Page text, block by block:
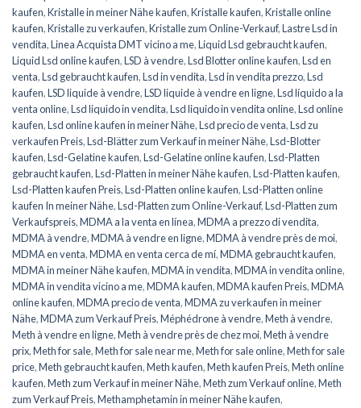
kaufen,Kristalle in meiner Nähe kaufen,Kristalle kaufen,Kristalle online
kaufen,Kristalle zu verkaufen,Kristalle zum Online-Verkauf,Lastre Lsd in
vendita,Linea Acquista DMT vicino a me,Liquid Lsd gebraucht kaufen,
Liquid Lsd online kaufen,LSD à vendre,Lsd Blotter online kaufen,Lsd en
venta,Lsd gebraucht kaufen,Lsd in vendita,Lsd in vendita prezzo,Lsd
kaufen,LSD liquide à vendre,LSD liquide à vendre en ligne,Lsd líquido a la
venta online,Lsd liquido in vendita,Lsd liquido in vendita online,Lsd online
kaufen,Lsd online kaufen in meiner Nähe,Lsd precio de venta,Lsd zu
verkaufen Preis,Lsd-Blätter zum Verkauf in meiner Nähe,Lsd-Blotter
kaufen,Lsd-Gelatine kaufen,Lsd-Gelatine online kaufen,Lsd-Platten
gebraucht kaufen,Lsd-Platten in meiner Nähe kaufen,Lsd-Platten kaufen,
Lsd-Platten kaufen Preis,Lsd-Platten online kaufen,Lsd-Platten online
kaufen In meiner Nähe,Lsd-Platten zum Online-Verkauf,Lsd-Platten zum
Verkaufspreis,MDMA a la venta en línea,MDMA a prezzo di vendita,
MDMA à vendre,MDMA à vendre en ligne,MDMA à vendre près de moi,
MDMA en venta,MDMA en venta cerca de mí,MDMA gebraucht kaufen,
MDMA in meiner Nähe kaufen,MDMA in vendita,MDMA in vendita online,
MDMA in vendita vicino a me,MDMA kaufen,MDMA kaufen Preis,MDMA
online kaufen,MDMA precio de venta,MDMA zu verkaufen in meiner
Nähe,MDMA zum Verkauf Preis,Méphédrone à vendre,Meth à vendre,
Meth à vendre en ligne,Meth à vendre près de chez moi,Meth à vendre
prix,Meth for sale,Meth for sale near me,Meth for sale online,Meth for sale
price,Meth gebraucht kaufen,Meth kaufen,Meth kaufen Preis,Meth online
kaufen,Meth zum Verkauf in meiner Nähe,Meth zum Verkauf online,Meth
zum Verkauf Preis,Methamphetamin in meiner Nähe kaufen,